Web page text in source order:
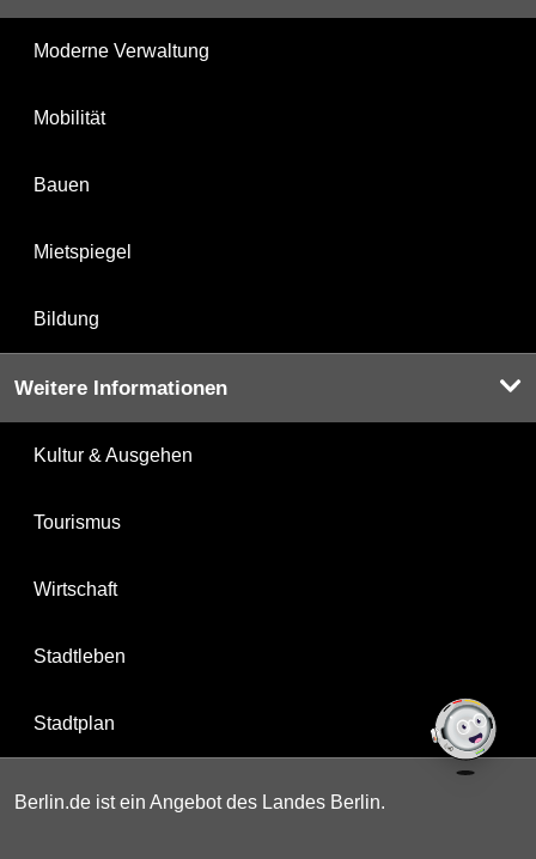
Moderne Verwaltung
Mobilität
Bauen
Mietspiegel
Bildung
Weitere Informationen
Kultur & Ausgehen
Tourismus
Wirtschaft
Stadtleben
Stadtplan
Berlin.de ist ein Angebot des Landes Berlin.